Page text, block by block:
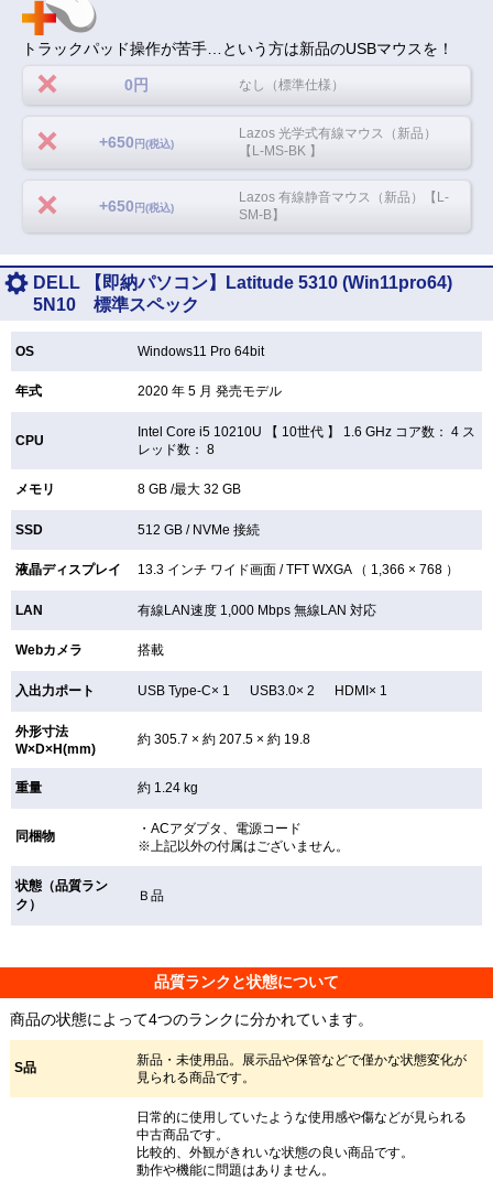
トラックパッド操作が苦手…という方は新品のUSBマウスを！
0円 なし（標準仕様）
+650 円(税込)
Lazos 光学式有線マウス（新品）
【L-MS-BK 】
+650 円(税込)
Lazos 有線静音マウス（新品）【L-
SM-B】
DELL 【即納パソコン】Latitude 5310 (Win11pro64)
5N10 標準スペック
OS Windows11 Pro 64bit
年式 2020 年 5 月 発売モデル
CPU
Intel Core i5 10210U 【 10世代 】 1.6 GHz コア数： 4 ス
レッド数： 8
メモリ 8 GB /最大 32 GB
SSD 512 GB / NVMe 接続
液晶ディスプレイ 13.3 インチ ワイド画面 /TFTWXGA （ 1,366 × 768 ）
LAN 有線LAN速度 1,000 Mbps 無線LAN対応
Webカメラ 搭載
入出力ポート USB Type-C× 1 USB3.0× 2 HDMI× 1
外形寸法
W×D×H(mm)
約 305.7 × 約 207.5 × 約 19.8
重量 約 1.24 kg
同梱物
・ACアダプタ、電源コード
※上記以外の付属はございません。
状態（品質ラン
ク）
Ｂ品
品質ランクと状態について
商品の状態によって4つのランクに分かれています。
S品
新品・未使用品。展示品や保管などで僅かな状態変化が
見られる商品です。
日常的に使用していたような使用感や傷などが見られる
中古商品です。
比較的、外観がきれいな状態の良い商品です。
動作や機能に問題はありません。